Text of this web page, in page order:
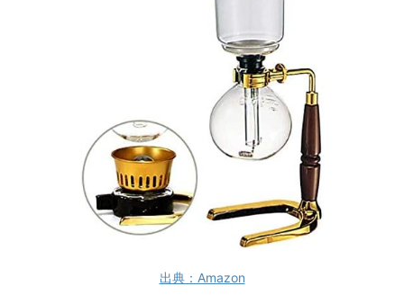
出典：Amazon